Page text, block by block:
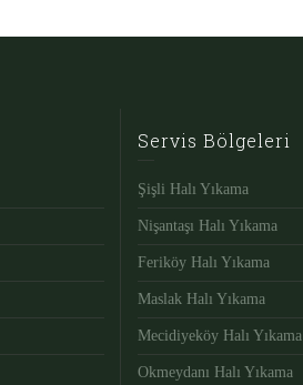
Servis Bölgeleri
Şişli Halı Yıkama
Nişantaşı Halı Yıkama
Feriköy Halı Yıkama
Maslak Halı Yıkama
Mecidiyeköy Halı Yıkama
Okmeydanı Halı Yıkama